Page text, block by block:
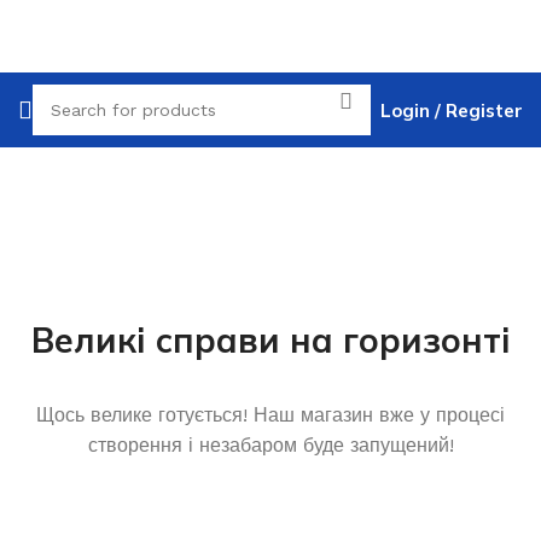
Login / Register
Великі справи на горизонті
Щось велике готується! Наш магазин вже у процесі
створення і незабаром буде запущений!